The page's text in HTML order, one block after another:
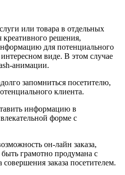
или товара в отдельных
креативного решения,
для потенциального
виде. В этом случае
анимации.
запомниться посетителю,
клиента.
информацию в
форме с
он-лайн заказа,
грамотно продумана с
заказа посетителем.